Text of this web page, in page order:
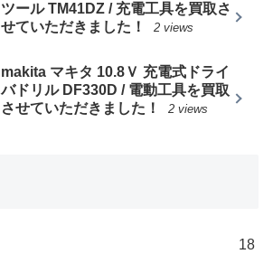
ツール TM41DZ / 充電工具を買取さ
せていただきました！
2 views
makita マキタ 10.8Ｖ 充電式ドライ
バドリル DF330D / 電動工具を買取
させていただきました！
2 views
18